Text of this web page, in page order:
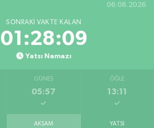
06.08.2026
SONRAKI VAKTE KALAN
01:28:08
Yatsı Namazı
GÜNEŞ
05:57
ÖĞLE
13:11
AKŞAM YATSI